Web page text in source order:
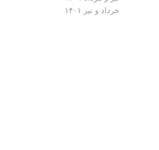
خرداد و تیر ۱۴۰۱